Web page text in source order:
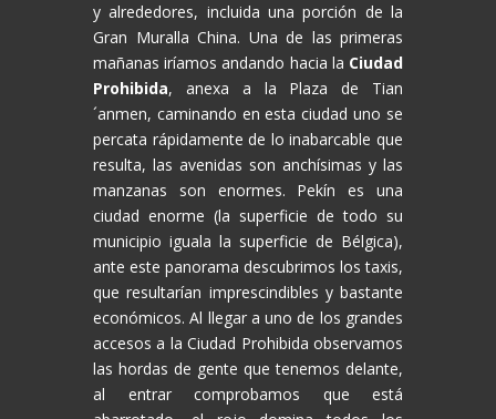
y alrededores, incluida una porción de la
Gran Muralla China. Una de las primeras
mañanas iríamos andando hacia la Ciudad
Prohibida, anexa a la Plaza de Tian
´anmen, caminando en esta ciudad uno se
percata rápidamente de lo inabarcable que
resulta, las avenidas son anchísimas y las
manzanas son enormes. Pekín es una
ciudad enorme (la superficie de todo su
municipio iguala la superficie de Bélgica),
ante este panorama descubrimos los taxis,
que resultarían imprescindibles y bastante
económicos. Al llegar a uno de los grandes
accesos a la Ciudad Prohibida observamos
las hordas de gente que tenemos delante,
al entrar comprobamos que está